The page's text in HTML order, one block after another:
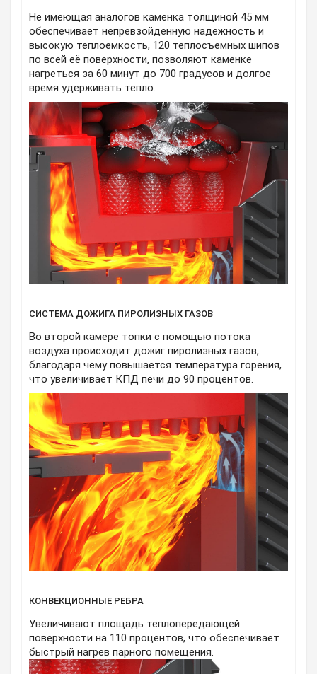
Не имеющая аналогов каменка толщиной 45 мм
обеспечивает непревзойденную надежность и
высокую теплоемкость, 120 теплосъемных шипов
по всей её поверхности, позволяют каменке
нагреться за 60 минут до 700 градусов и долгое
время удерживать тепло.
СИСТЕМА ДОЖИГА ПИРОЛИЗНЫХ ГАЗОВ
Во второй камере топки с помощью потока
воздуха происходит дожиг пиролизных газов,
благодаря чему повышается температура горения,
что увеличивает КПД печи до 90 процентов.
КОНВЕКЦИОННЫЕ РЕБРА
Увеличивают площадь теплопередающей
поверхности на 110 процентов, что обеспечивает
быстрый нагрев парного помещения.